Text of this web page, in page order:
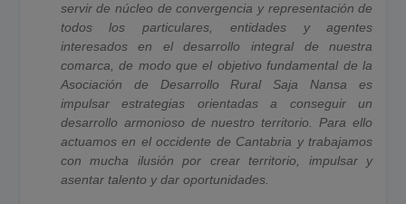
servir de núcleo de convergencia y representación de
todos los particulares, entidades y agentes
interesados en el desarrollo integral de nuestra
comarca, de modo que el objetivo fundamental de la
Asociación de Desarrollo Rural Saja Nansa es
impulsar estrategias orientadas a conseguir un
desarrollo armonioso de nuestro territorio. Para ello
actuamos en el occidente de Cantabria y trabajamos
con mucha ilusión por crear territorio, impulsar y
asentar talento y dar oportunidades.